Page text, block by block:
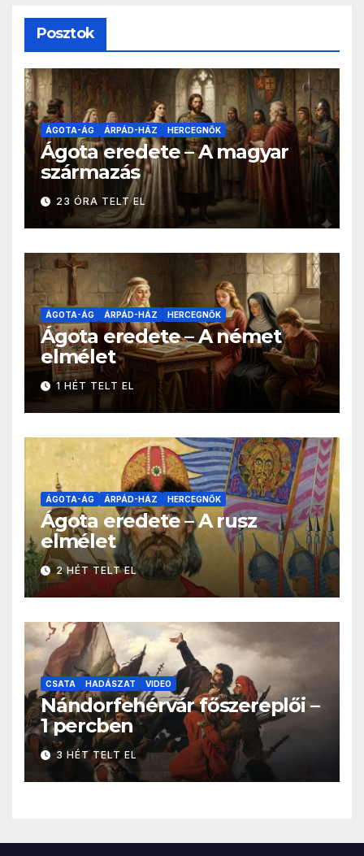
Posztok
ÁGOTA-ÁG ÁRPÁD-HÁZ HERCEGNŐK
Ágota eredete – A magyar
származás
23 ÓRA TELT EL
ÁGOTA-ÁG ÁRPÁD-HÁZ HERCEGNŐK
Ágota eredete – A német
elmélet
1 HÉT TELT EL
ÁGOTA-ÁG ÁRPÁD-HÁZ HERCEGNŐK
Ágota eredete – A rusz
elmélet
2 HÉT TELT EL
CSATA HADÁSZAT VIDEO
Nándorfehérvár főszereplői –
1 percben
3 HÉT TELT EL